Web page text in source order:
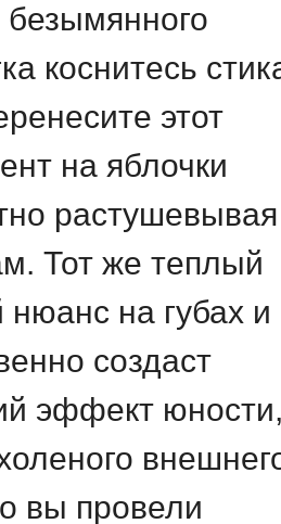
коснитесь
этот
на яблочки
растушевывая
Тот же теплый
на губах и
создаст
эффект
вы провели